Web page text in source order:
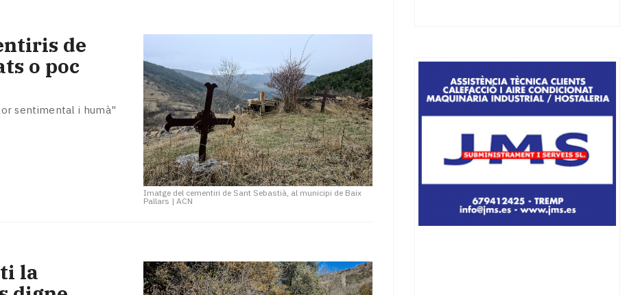
Imatge del cementiri de Sant Sebastià, al municipi de Baix
Pallars |ACN
de
o poc
sentimental i humà"
la